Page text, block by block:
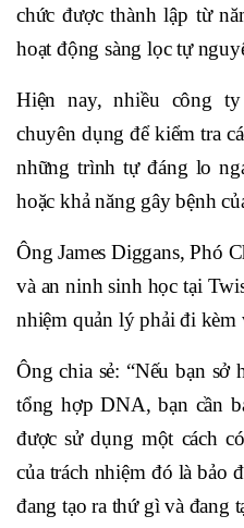
chức được thành lập từ
hoạt động sàng lọc tự
Hiện nay, nhiều công
chuyên dụng để kiểm tra
những trình tự đáng lo
hoặc khả năng gây bệnh
Ông James Diggans, Phó
và an ninh sinh học tại
nhiệm quản lý phải đi kèm
Ông chia sẻ: “Nếu bạn sở
tổng hợp DNA, bạn cần
được sử dụng một cách
của trách nhiệm đó là bảo
đang tạo ra thứ gì và đang